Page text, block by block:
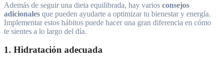
Además de seguir una dieta equilibrada, hay varios consejos
adicionales que pueden ayudarte a optimizar tu bienestar y energía.
Implementar estos hábitos puede hacer una gran diferencia en cómo
te sientes a lo largo del día.
1. Hidratación adecuada